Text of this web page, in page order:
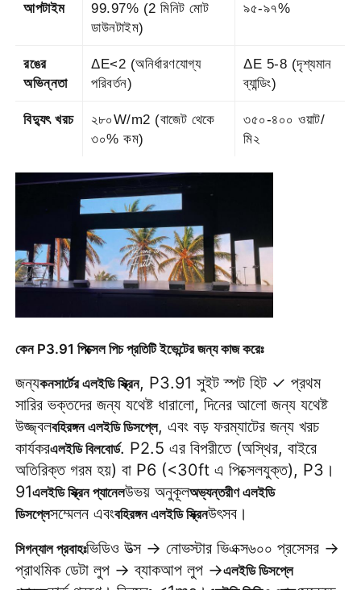
আপটাইম
99.97% (2 মিনিট মোট
ডাউনটাইম)
৯৫-৯৭%
রঙের
অভিন্নতা
ΔE<2 (অনির্ধারণযোগ্য
পরিবর্তন)
ΔE 5-8 (দৃশ্যমান
ব্যান্ডিং)
বিদ্যুৎ খরচ
২৮০W/m2 (বাজেট থেকে
৩০% কম)
৩৫০-৪০০ ওয়াট/
মি২
কেন P3.91 পিক্সেল পিচ প্রতিটি ইভেন্টের জন্য কাজ করেঃ
জন্যকনসার্টের এলইডি স্ক্রিন, P3.91 সুইট স্পট হিট ✓ প্রথম
সারির ভক্তদের জন্য যথেষ্ট ধারালো, দিনের আলো জন্য যথেষ্ট
উজ্জ্বলবহিরঙ্গন এলইডি ডিসপ্লে, এবং বড় ফরম্যাটের জন্য খরচ
কার্যকরএলইডি বিলবোর্ড. P2.5 এর বিপরীতে (অস্থির, বাইরে
অতিরিক্ত গরম হয়) বা P6 (<30ft এ পিক্সেলযুক্ত), P3।
91এলইডি স্ক্রিন প্যানেলউভয় অনুকূলঅভ্যন্তরীণ এলইডি
ডিসপ্লেসম্মেলন এবংবহিরঙ্গন এলইডি স্ক্রিনউৎসব।
সিগন্যাল প্রবাহঃভিডিও উত্স → নোভস্টার ভিএক্স৬০০ প্রসেসর →
প্রাথমিক ডেটা লুপ → ব্যাকআপ লুপ →এলইডি ডিসপ্লে